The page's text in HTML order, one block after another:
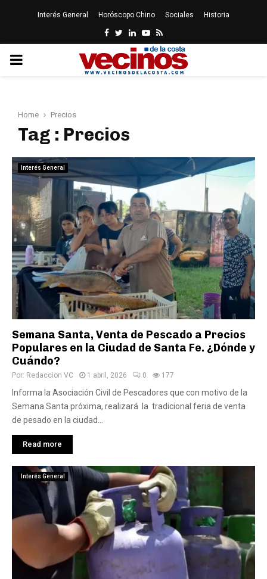
Interés General Horóscopo Chino Sociales Historia
Facebook
Twitter
LinkedinYoutube
Rss
PRIMARY
Home Precios
Tag : Precios
Interés General
Semana Santa, Venta de Pescado a Precios
Populares en la Ciudad de Santa Fe. ¿Dónde y
Cuándo?
Por: Redaccion VC 1 abril, 2026 0 177
Informa la Asociación Civil de Pescadores que con motivo de la
Semana Santa próxima, realizará la tradicional feria de venta
de pesado en la ciudad...
Read more
Interés General